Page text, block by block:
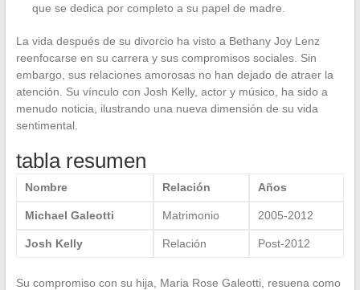
que se dedica por completo a su papel de madre.
La vida después de su divorcio ha visto a Bethany Joy Lenz
reenfocarse en su carrera y sus compromisos sociales. Sin
embargo, sus relaciones amorosas no han dejado de atraer la
atención. Su vínculo con Josh Kelly, actor y músico, ha sido a
menudo noticia, ilustrando una nueva dimensión de su vida
sentimental.
tabla resumen
Nombre Relación Años
Michael Galeotti Matrimonio 2005-2012
Josh Kelly Relación Post-2012
Su compromiso con su hija, Maria Rose Galeotti, resuena como